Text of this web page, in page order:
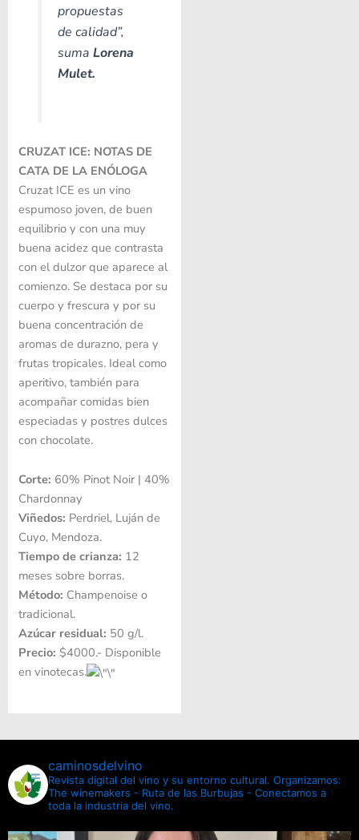
propuestas
de calidad”,
suma Lorena
Mulet.
CRUZAT ICE: NOTAS DE
CATA DE LA ENÓLOGA
Cruzat ICE es un vino
espumoso joven, de buen
equilibrio y con una muy
buena acidez que contrasta
con el dulzor que aparece al
comienzo. Se destaca por su
cuerpo y frescura y por su
buena concentración de
aromas de durazno, pera y
frutas tropicales. Ideal como
aperitivo, también para
acompañar comidas bien
especiadas y postres dulces
con chocolate.
Corte: 60% Pinot Noir | 40%
Chardonnay
Viñedos: Perdriel, Luján de
Cuyo, Mendoza.
Tiempo de crianza: 12
meses sobre borras.
Método: Champenoise o
tradicional.
Azúcar residual: 50 g/l.
Precio: $4000.- Disponible
en vinotecas.
caminosdelvino
Revista digital del vino y su entorno cultural. Organizamos:
The winemakers - Ruta de las Burbujas - Conectamos a
toda la industria del vino.